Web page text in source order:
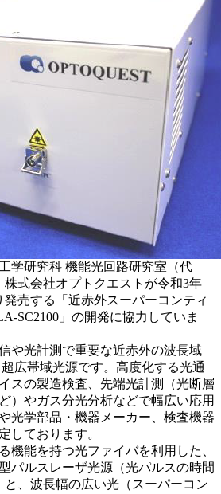
学研究科 機能光回路研究室（代
式会社オプトクエストが令和3年
発売する「近赤外スーパーコンティ
SC2100」の開発に協力していま
や光計測で重要な近赤外の波長域
広帯域光源です。高度化する光通
スの製造検査、先端光計測（光断層
）やガス分光分析などで幅広い応用
光学部品・機器メーカー、検査機器
しております。
機能を持つ光ファイバを利用した、
パルスレーザ光源（光パルスの時間
と、波長幅の広い光（スーパーコン